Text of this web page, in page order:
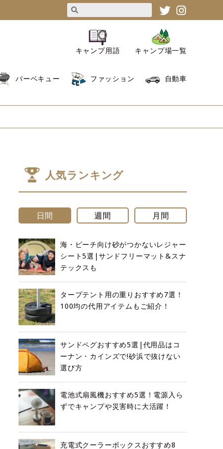
キャンプ用語 キャンプ場一覧
バーベキュー ファッション 自動車
人気ランキング
日間 週間 月間
海・ビーチ向け砂がつかないレジャー
シート5選|サンドフリーマット&スナ
テックスも
タープテント用の重りおすすめ7選！
100均の代用アイテムもご紹介！
サンドペグおすすめ5選|代用品はコ
ーナン・カインズで!砂浜で抜けない
選び方
電池式扇風機おすすめ5選！電源入ら
ずでキャンプや災害時に大活躍！
充電式クーラーボックスおすすめ8